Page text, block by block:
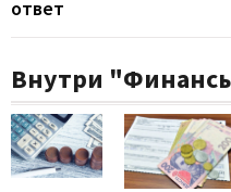
ответ
Внутри